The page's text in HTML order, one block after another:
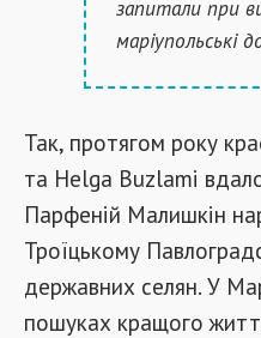
запитали при
маріупольські
Так, протягом року
та Helga Buzlami
Парфеній Малишкін
Троїцькому
державних селян. У
пошуках кращого